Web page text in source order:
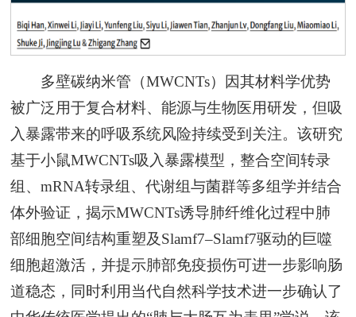
多壁碳纳米管（MWCNTs）因其材料学优势
被广泛用于复合材料、能源与生物医用研发，但吸
入暴露带来的呼吸系统风险持续受到关注。该研究
基于小鼠MWCNTs吸入暴露模型，整合空间转录
组、mRNA转录组、代谢组与菌群等多组学并结合
体外验证，揭示MWCNTs诱导肺纤维化过程中肺
部细胞空间结构重塑及Slamf7–Slamf7驱动的巨噬
细胞超激活，并提示肺部免疫损伤可进一步影响肠
道稳态，同时利用当代自然科学技术进一步确认了